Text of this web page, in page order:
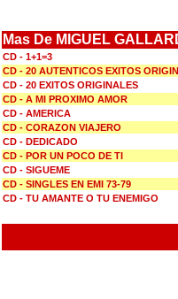
Mas De MIGUEL
CD - 1+1=3
CD - 20 AUTENTICOS EXITOS
CD - 20 EXITOS ORIGINALES
CD - A MI PROXIMO AMOR
CD - AMERICA
CD - CORAZON VIAJERO
CD - DEDICADO
CD - POR UN POCO DE TI
CD - SIGUEME
CD - SINGLES EN EMI 73-79
CD - TU AMANTE O TU ENEMIGO